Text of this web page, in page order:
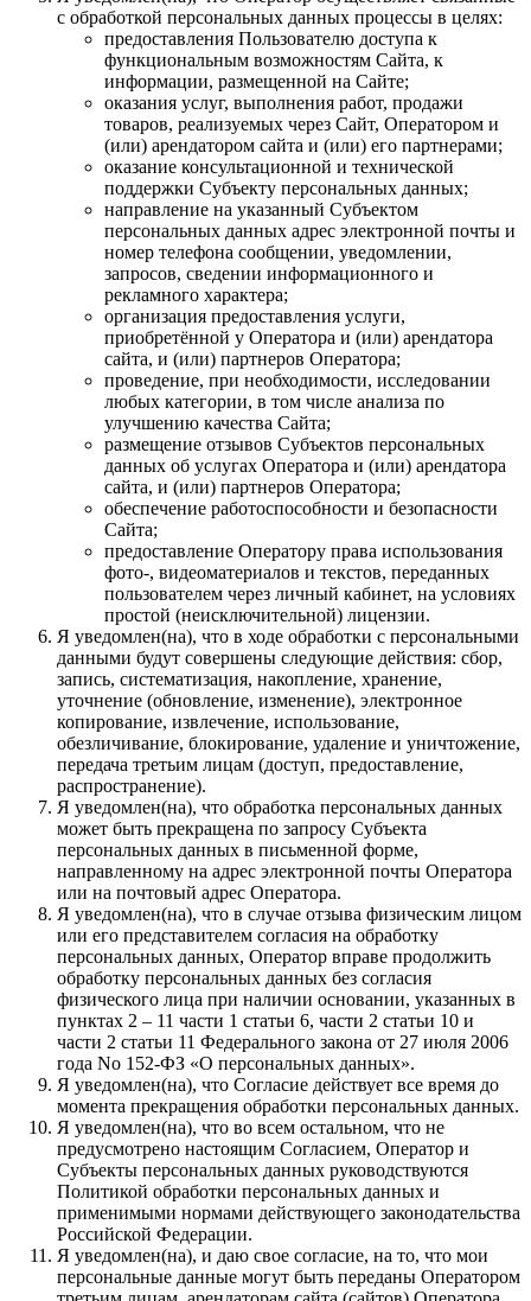
с обработкой персональных данных процессы в целях:
предоставления Пользователю доступа к
функциональным возможностям Сайта, к
информации, размещенной на Сайте;
оказания услуг, выполнения работ, продажи
товаров, реализуемых через Сайт, Оператором и
(или) арендатором сайта и (или) его партнерами;
оказание консультационной и технической
поддержки Субъекту персональных данных;
направление на указанный Субъектом
персональных данных адрес электронной почты и
номер телефона сообщении, уведомлении,
запросов, сведении информационного и
рекламного характера;
организация предоставления услуги,
приобретённой у Оператора и (или) арендатора
сайта, и (или) партнеров Оператора;
проведение, при необходимости, исследовании
любых категории, в том числе анализа по
улучшению качества Сайта;
размещение отзывов Субъектов персональных
данных об услугах Оператора и (или) арендатора
сайта, и (или) партнеров Оператора;
обеспечение работоспособности и безопасности
Сайта;
предоставление Оператору права использования
фото-, видеоматериалов и текстов, переданных
пользователем через личный кабинет, на условиях
простой (неисключительной) лицензии.
Я уведомлен(на), что в ходе обработки с персональными
данными будут совершены следующие действия: сбор,
запись, систематизация, накопление, хранение,
уточнение (обновление, изменение), электронное
копирование, извлечение, использование,
обезличивание, блокирование, удаление и уничтожение,
передача третьим лицам (доступ, предоставление,
распространение).
Я уведомлен(на), что обработка персональных данных
может быть прекращена по запросу Субъекта
персональных данных в письменной форме,
направленному на адрес электронной почты Оператора
или на почтовый адрес Оператора.
Я уведомлен(на), что в случае отзыва физическим лицом
или его представителем согласия на обработку
персональных данных, Оператор вправе продолжить
обработку персональных данных без согласия
физического лица при наличии основании, указанных в
пунктах 2 – 11 части 1 статьи 6, части 2 статьи 10 и
части 2 статьи 11 Федерального закона от 27 июля 2006
года No 152-ФЗ «О персональных данных».
Я уведомлен(на), что Согласие действует все время до
момента прекращения обработки персональных данных.
Я уведомлен(на), что во всем остальном, что не
предусмотрено настоящим Согласием, Оператор и
Субъекты персональных данных руководствуются
Политикой обработки персональных данных и
применимыми нормами действующего законодательства
Российской Федерации.
Я уведомлен(на), и даю свое согласие, на то, что мои
персональные данные могут быть переданы Оператором